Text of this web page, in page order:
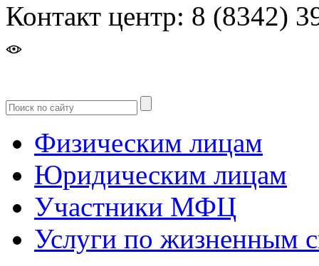
Контакт центр: 8 (8342)
Физическим лицам
Юридическим лицам
Участники МФЦ
Услуги по жизненным